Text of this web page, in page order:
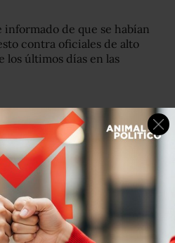
informado de que se habían
contra oficiales de alto
los últimos días en las
país.